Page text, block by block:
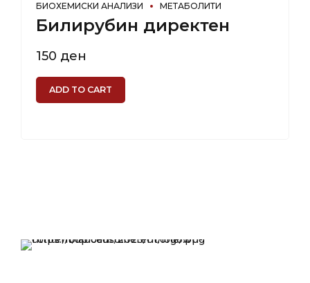
БИОХЕМИСКИ АНАЛИЗИ МЕТАБОЛИТИ
Билирубин директен
150 ден
ADD TO CART